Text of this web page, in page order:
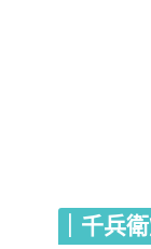
｜千兵